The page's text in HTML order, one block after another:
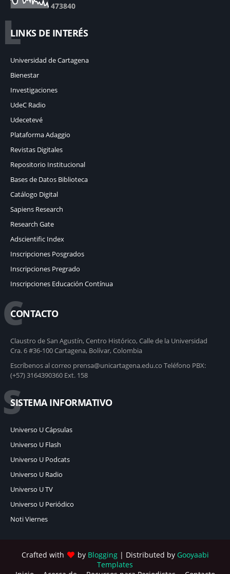
473840
L
LINKS DE INTERÉS
Universidad de Cartagena
Bienestar
Investigaciones
UdeC Radio
Udecetevé
Plataforma Adaggio
Revistas Digitales
Repositorio Institucional
Bases de Datos Biblioteca
Catálogo Digital
Sapiens Research
Research Gate
Adscientific Index
Inscripciones Posgrados
Inscripciones Pregrado
Inscripciones Educación Contínua
C
CONTACTO
Claustro de San Agustín, Centro Histórico, Calle de la Universidad
Cra. 6 #36-100 Cartagena, Bolívar, Colombia
Escríbenos al correo prensa@unicartagena.edu.co Teléfono PBX:
(+57) 3164390360 Ext. 158
S
SISTEMA INFORMATIVO
Universo U Cápsulas
Universo U Flash
Universo U Podcats
Universo U Radio
Universo U TV
Universo U Periódico
Noti Viernes
Crafted with by Blogging| Distributed by Gooyaabi
Templates